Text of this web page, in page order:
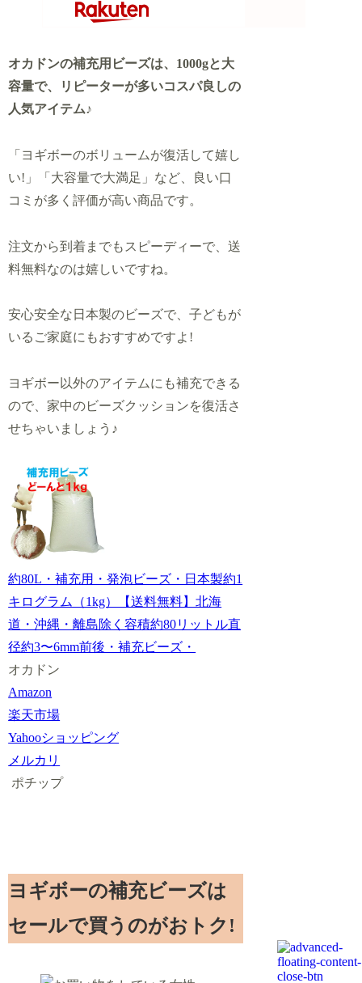
オカドンの補充用ビーズは、1000gと大
容量で、リピーターが多いコスパ良しの
人気アイテム♪
「ヨギボーのボリュームが復活して嬉し
い!」「大容量で大満足」など、良い口
コミが多く評価が高い商品です。
注文から到着までもスピーディーで、送
料無料なのは嬉しいですね。
安心安全な日本製のビーズで、子どもが
いるご家庭にもおすすめですよ!
ヨギボー以外のアイテムにも補充できる
ので、家中のビーズクッションを復活さ
せちゃいましょう♪
約80L・補充用・発泡ビーズ・日本製約1
キログラム（1kg）【送料無料】北海
道・沖縄・離島除く容積約80リットル直
径約3〜6mm前後・補充ビーズ・
オカドン
Amazon
楽天市場
Yahooショッピング
メルカリ
ポチップ
ヨギボーの補充ビーズは
セールで買うのがおトク!